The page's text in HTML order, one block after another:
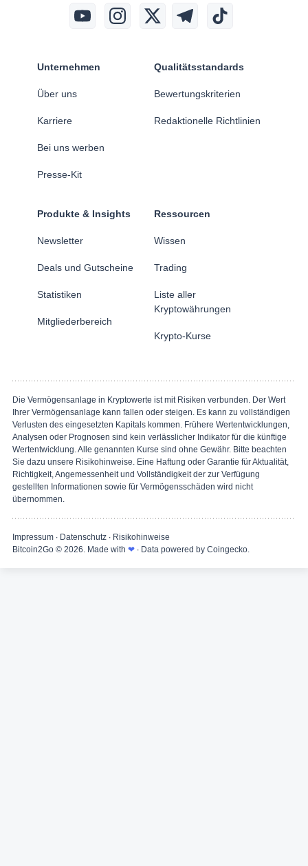
Unternehmen
Über uns
Karriere
Bei uns werben
Presse-Kit
Qualitätsstandards
Bewertungskriterien
Redaktionelle Richtlinien
Produkte & Insights
Newsletter
Deals und Gutscheine
Statistiken
Mitgliederbereich
Ressourcen
Wissen
Trading
Liste aller
Kryptowährungen
Krypto-Kurse
Die Vermögensanlage in Kryptowerte ist mit Risiken verbunden. Der Wert
Ihrer Vermögensanlage kann fallen oder steigen. Es kann zu vollständigen
Verlusten des eingesetzten Kapitals kommen. Frühere Wertentwicklungen,
Analysen oder Prognosen sind kein verlässlicher Indikator für die künftige
Wertentwicklung. Alle genannten Kurse sind ohne Gewähr. Bitte beachten
Sie dazu unsere Risikohinweise. Eine Haftung oder Garantie für Aktualität,
Richtigkeit, Angemessenheit und Vollständigkeit der zur Verfügung
gestellten Informationen sowie für Vermögensschäden wird nicht
übernommen.
Impressum ∙ Datenschutz ∙ Risikohinweise
Bitcoin2Go © 2026. Made with ❤ ∙ Data powered by Coingecko.